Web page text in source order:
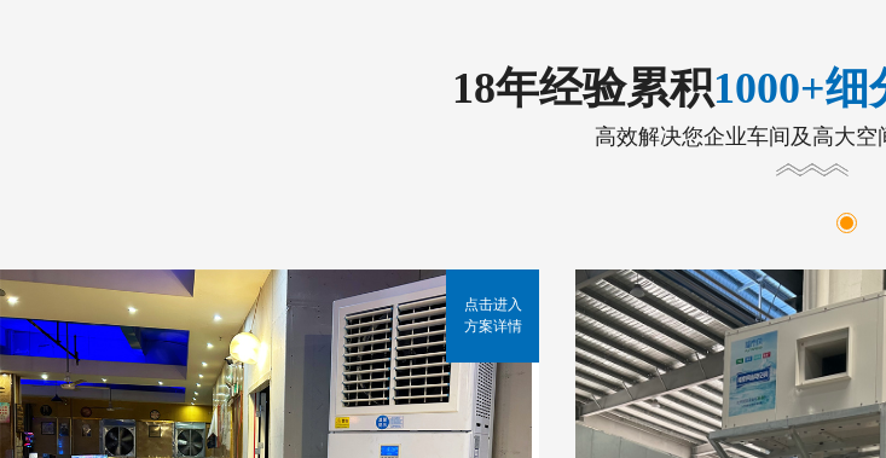
18年经验累积1000+
高效解决您企业车间及高大空
点击进入
方案详情